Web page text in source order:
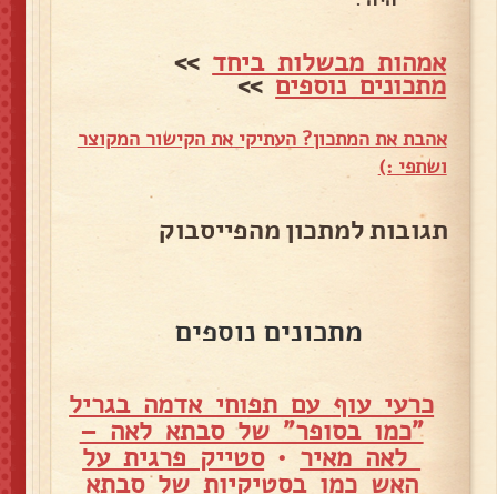
אמהות מבשלות ביחד >>
מתכונים נוספים>>
אהבת את המתכון? העתיקי את הקישור המקוצר
ושתפי :)
תגובות למתכון מהפייסבוק
מתכונים נוספים
כרעי עוף עם תפוחי אדמה בגריל
"כמו בסופר" של סבתא לאה –
לאה מאיר •סטייק פרגית על
האש כמו בסטיקיות של סבתא